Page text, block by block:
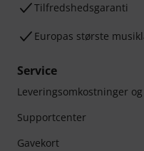
Tilfredshedsgaranti
Europas største
Service
Leveringsomkostninger
Supportcenter
Gavekort